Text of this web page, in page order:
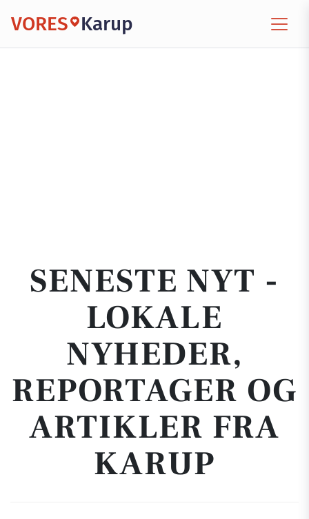
VORES Karup
SENESTE NYT -
LOKALE
NYHEDER,
REPORTAGER OG
ARTIKLER FRA
KARUP